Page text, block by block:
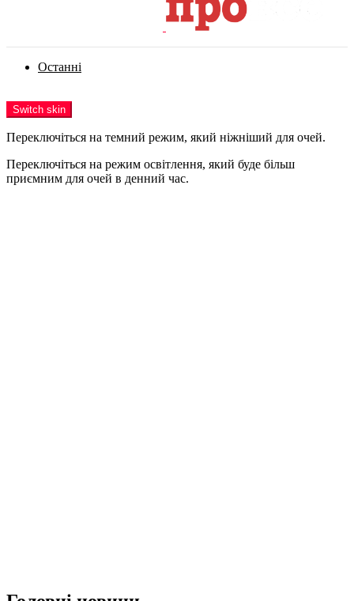
Останні
Switch skin
Переключіться на темний режим, який ніжніший для очей.
Переключіться на режим освітлення, який буде більш
приємним для очей в денний час.